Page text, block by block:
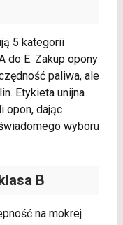
5 kategorii
do E. Zakup opony
paliwa, ale
Etykieta unijna
opon, dając
wyboru
B
na mokrej